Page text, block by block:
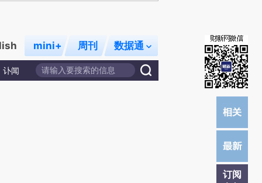
mini+ 周刊 数据通
讣闻
订阅